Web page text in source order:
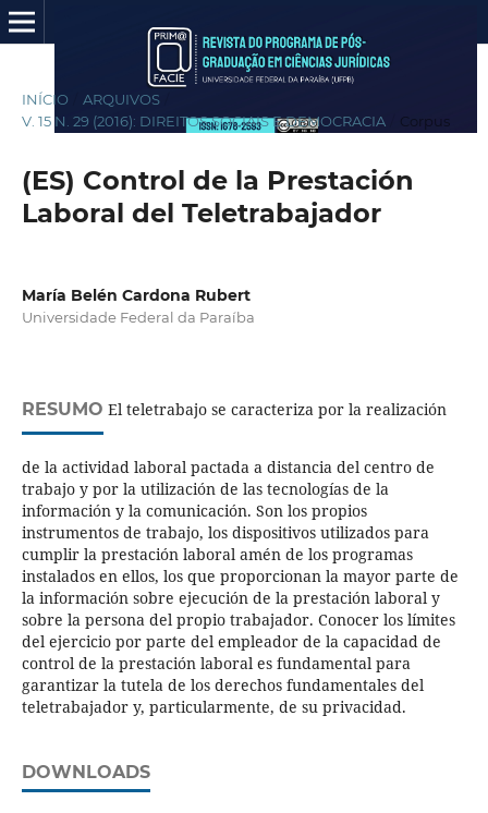
INÍCIO ARQUIVOS
V. 15 N. 29 (2016): DIREITOS SOCIAIS E DEMOCRACIA
Corpus
(ES) Control de la Prestación
Laboral del Teletrabajador
María Belén Cardona Rubert
Universidade Federal da Paraíba
RESUMO El teletrabajo se caracteriza por la realización
de la actividad laboral pactada a distancia del centro de
trabajo y por la utilización de las tecnologías de la
información y la comunicación. Son los propios
instrumentos de trabajo, los dispositivos utilizados para
cumplir la prestación laboral amén de los programas
instalados en ellos, los que proporcionan la mayor parte de
la información sobre ejecución de la prestación laboral y
sobre la persona del propio trabajador. Conocer los límites
del ejercicio por parte del empleador de la capacidad de
control de la prestación laboral es fundamental para
garantizar la tutela de los derechos fundamentales del
teletrabajador y, particularmente, de su privacidad.
DOWNLOADS